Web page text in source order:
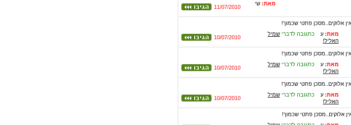
11/07/2010
מאת: שי
10/07/2010
מאת: ע כתגובה לדברי שמיל
האליל!
10/07/2010
מאת: ע כתגובה לדברי שמיל
האליל!
10/07/2010
מאת: ע כתגובה לדברי שמיל
האליל!